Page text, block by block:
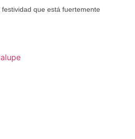
que está fuertemente